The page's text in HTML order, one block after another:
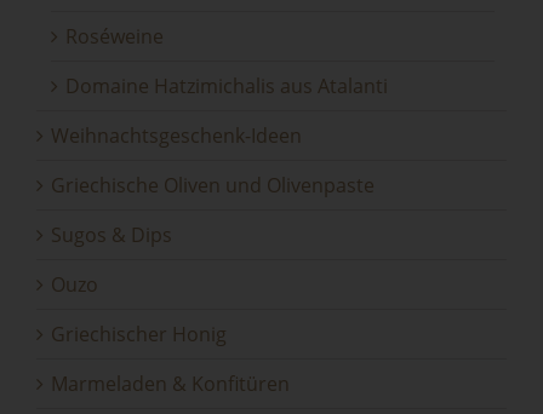
Roséweine
Domaine Hatzimichalis aus Atalanti
Weihnachtsgeschenk-Ideen
Griechische Oliven und Olivenpaste
Sugos & Dips
Ouzo
Griechischer Honig
Marmeladen & Konfitüren